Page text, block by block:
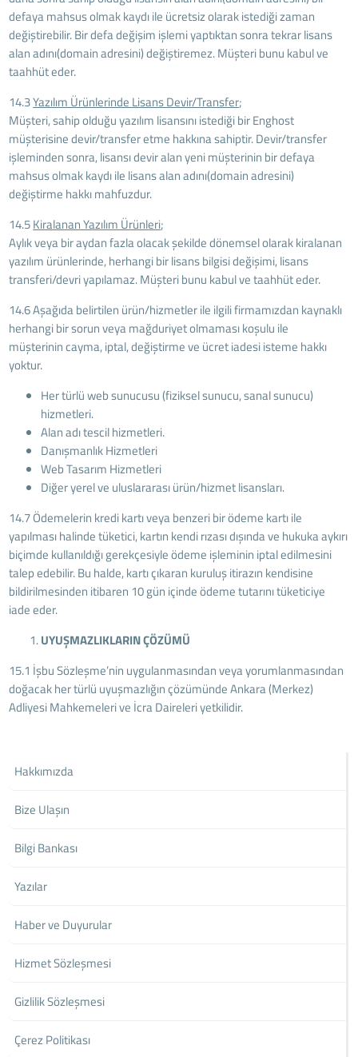
defaya mahsus olmak kaydı ile ücretsiz olarak istediği zaman
değiştirebilir. Bir defa değişim işlemi yaptıktan sonra tekrar lisans
alan adını(domain adresini) değiştiremez. Müşteri bunu kabul ve
taahhüt eder.
14.3Yazılım Ürünlerinde Lisans Devir/Transfer;
Müşteri, sahip olduğu yazılım lisansını istediği bir Enghost
müşterisine devir/transfer etme hakkına sahiptir. Devir/transfer
işleminden sonra, lisansı devir alan yeni müşterinin bir defaya
mahsus olmak kaydı ile lisans alan adını(domain adresini)
değiştirme hakkı mahfuzdur.
14.5Kiralanan Yazılım Ürünleri;
Aylık veya bir aydan fazla olacak şekilde dönemsel olarak kiralanan
yazılım ürünlerinde, herhangi bir lisans bilgisi değişimi, lisans
transferi/devri yapılamaz. Müşteri bunu kabul ve taahhüt eder.
14.6Aşağıda belirtilen ürün/hizmetler ile ilgili firmamızdan kaynaklı
herhangi bir sorun veya mağduriyet olmaması koşulu ile
müşterinin cayma, iptal, değiştirme ve ücret iadesi isteme hakkı
yoktur.
Her türlü web sunucusu (fiziksel sunucu, sanal sunucu)
hizmetleri.
Alan adı tescil hizmetleri.
Danışmanlık Hizmetleri
Web Tasarım Hizmetleri
Diğer yerel ve uluslararası ürün/hizmet lisansları.
14.7Ödemelerin kredi kartı veya benzeri bir ödeme kartı ile
yapılması halinde tüketici, kartın kendi rızası dışında ve hukuka aykırı
biçimde kullanıldığı gerekçesiyle ödeme işleminin iptal edilmesini
talep edebilir. Bu halde, kartı çıkaran kuruluş itirazın kendisine
bildirilmesinden itibaren 10 gün içinde ödeme tutarını tüketiciye
iade eder.
UYUŞMAZLIKLARIN ÇÖZÜMÜ
15.1 İşbu Sözleşme’nin uygulanmasından veya yorumlanmasından
doğacak her türlü uyuşmazlığın çözümünde Ankara (Merkez)
Adliyesi Mahkemeleri ve İcra Daireleri yetkilidir.
Hakkımızda
Bize Ulaşın
Bilgi Bankası
Yazılar
Haber ve Duyurular
Hizmet Sözleşmesi
Gizlilik Sözleşmesi
Çerez Politikası